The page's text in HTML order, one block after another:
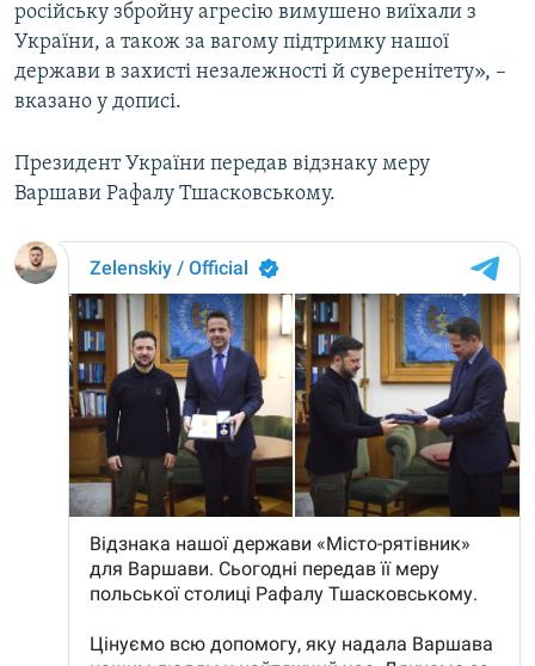
російську збройну агресію вимушено виїхали з
України, а також за вагому підтримку нашої
держави в захисті незалежності й суверенітету», –
вказано у дописі.
Президент України передав відзнаку меру
Варшави Рафалу Тшасковському.